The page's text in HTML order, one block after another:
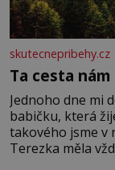
skutecnepribehy.cz
Ta cesta
Jednoho dne mi
babičku, která
takového jsme v
Terezka měla